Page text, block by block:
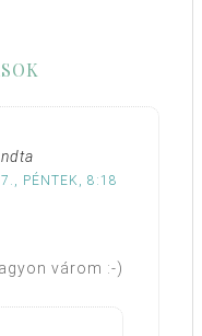
PÉNTEK, 8:18
várom :-)